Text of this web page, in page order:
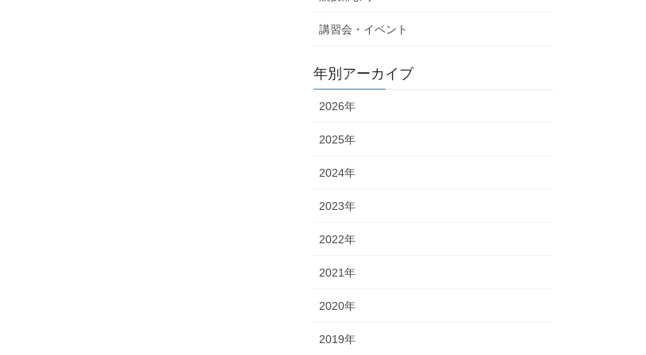
講習会・イベント
年別アーカイブ
2026年
2025年
2024年
2023年
2022年
2021年
2020年
2019年